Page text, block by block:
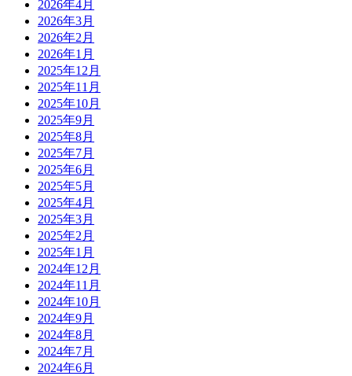
2026年4月
2026年3月
2026年2月
2026年1月
2025年12月
2025年11月
2025年10月
2025年9月
2025年8月
2025年7月
2025年6月
2025年5月
2025年4月
2025年3月
2025年2月
2025年1月
2024年12月
2024年11月
2024年10月
2024年9月
2024年8月
2024年7月
2024年6月